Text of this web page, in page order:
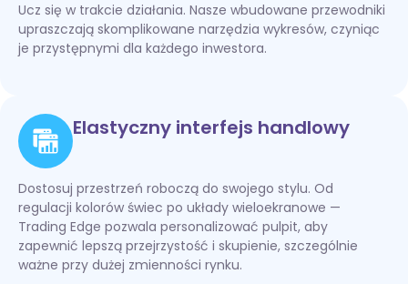
Ucz się w trakcie działania. Nasze wbudowane przewodniki
upraszczają skomplikowane narzędzia wykresów, czyniąc
je przystępnymi dla każdego inwestora.
Elastyczny interfejs handlowy
Dostosuj przestrzeń roboczą do swojego stylu. Od
regulacji kolorów świec po układy wieloekranowe —
Trading Edge pozwala personalizować pulpit, aby
zapewnić lepszą przejrzystość i skupienie, szczególnie
ważne przy dużej zmienności rynku.